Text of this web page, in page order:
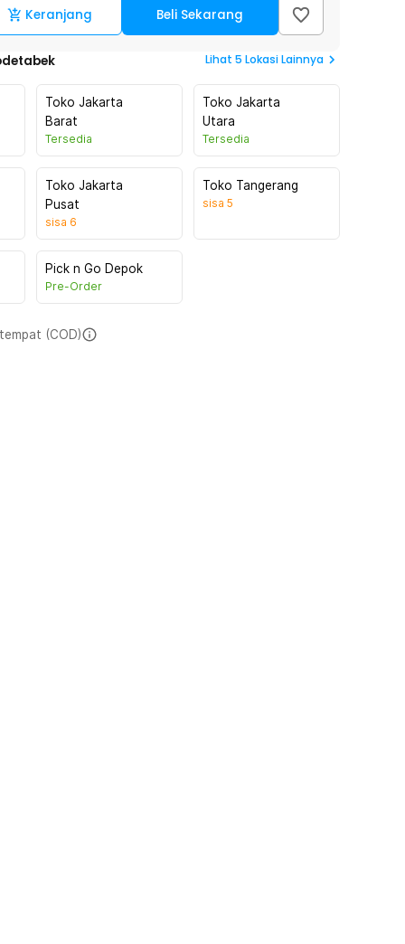
Keranjang Beli Sekarang
Lihat 5 Lokasi Lainnya
Toko Jakarta
Barat
Tersedia
Toko Jakarta
Utara
Tersedia
Toko Jakarta
Pusat
sisa 6
Toko Tangerang
sisa 5
Pick n Go Depok
Pre-Order
(COD)